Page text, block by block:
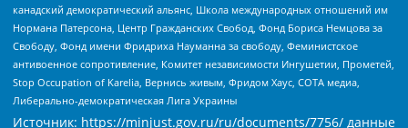
канадский демократический альянс, Школа международных отношений им
Нормана Патерсона, Центр Гражданских Свобод, Фонд Бориса Немцова за
Свободу, Фонд имени Фридриха Науманна за свободу, Феминистское
антивоенное сопротивление, Комитет независимости Ингушетии, Прометей,
Stop Occupation of Karelia, Вернись живым, Фридом Хаус, СОТА медиа,
Либерально-демократическая Лига Украины
Источник: https://minjust.gov.ru/ru/documents/7756/ данные